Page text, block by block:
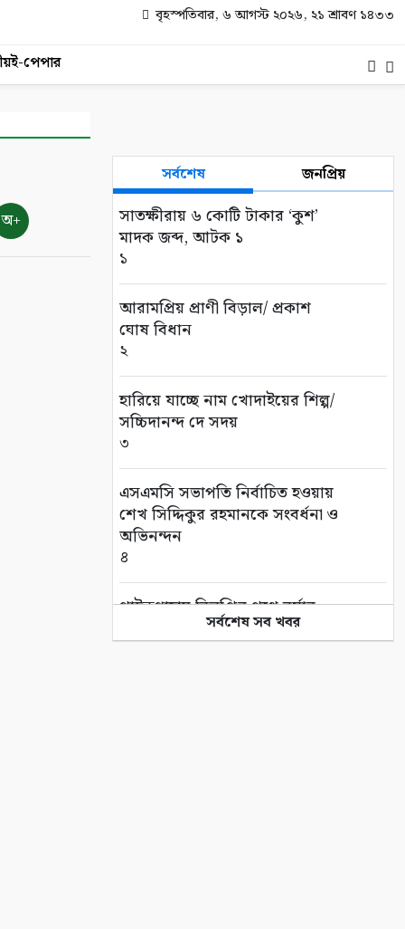
বৃহস্পতিবার, ৬ আগস্ট ২০২৬, ২১ শ্রাবণ ১৪৩৩
ই-পেপার
অ+
সর্বশেষ জনপ্রিয়
সাতক্ষীরায় ৬ কোটি টাকার ‘কুশ’
মাদক জব্দ, আটক ১
১
আরামপ্রিয় প্রাণী বিড়াল/ প্রকাশ
ঘোষ বিধান
২
হারিয়ে যাচ্ছে নাম খোদাইয়ের শিল্প/
সচ্চিদানন্দ দে সদয়
৩
এসএমসি সভাপতি নির্বাচিত হওয়ায়
শেখ সিদ্দিকুর রহমানকে সংবর্ধনা ও
অভিনন্দন
৪
পাইকগাছায় বিলুপ্তির পথে বর্ষার
সর্বশেষ সব খবর